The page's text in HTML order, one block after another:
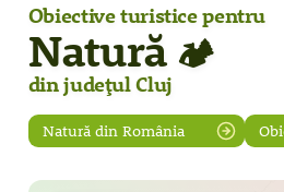
Obiective turistice pentru
Natură 🏕️
din județul Cluj
Natură din România